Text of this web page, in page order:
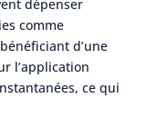
dépenser
comme
d’une
l’application
ce qui